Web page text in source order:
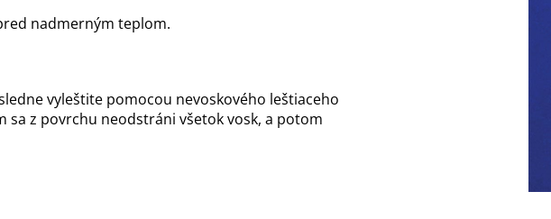
nadmerným teplom.
vyleštite pomocou nevoskového leštiaceho
sa z povrchu neodstráni všetok vosk, a potom